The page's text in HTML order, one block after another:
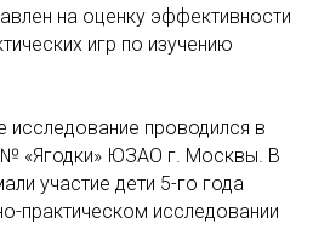
на оценку эффективности
игр по изучению
исследование проводился в
«Ягодки» ЮЗАО г. Москвы. В
участие дети 5-го года
практическом исследовании